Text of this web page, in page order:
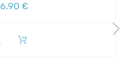
6,90 €